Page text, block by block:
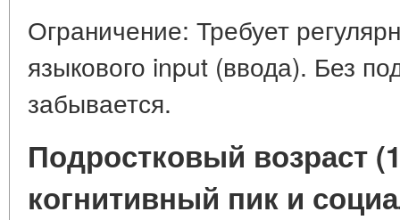
Ограничение: Требует
языкового input (ввода). Без
забывается.
Подростковый возраст
когнитивный пик и